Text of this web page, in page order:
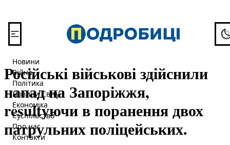
Новини
Війна
Політика
Новини Світу
Економіка
Суспільство
Про нас
Контакти
Російські військові здійснили
напад на Запоріжжя,
resultуючи в поранення двох
патрульних поліцейських.